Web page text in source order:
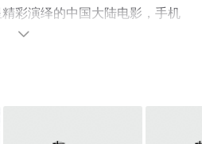
彩演绎的中国大陆电影，手机
电影大全就上星空电影网，更
